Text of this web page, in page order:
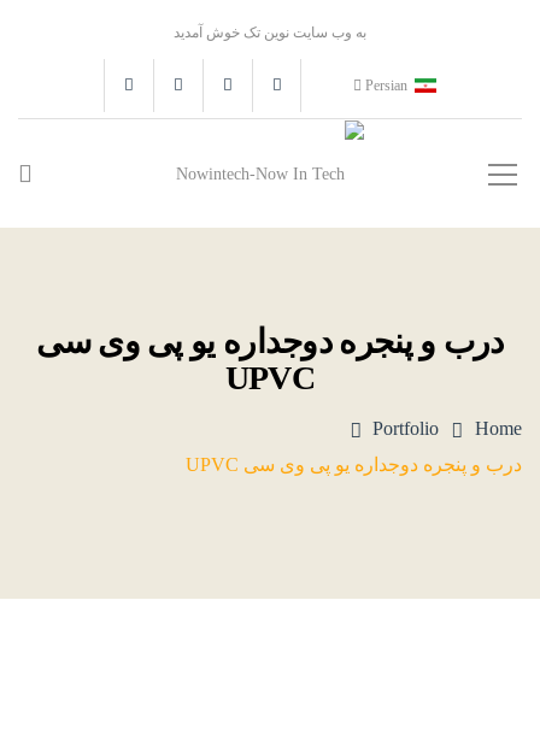
به وب سایت نوین تک خوش آمدید
درب و پنجره دوجداره یو پی وی سی
UPVC
Home
Portfolio
درب و پنجره دوجداره یو پی وی سی UPVC